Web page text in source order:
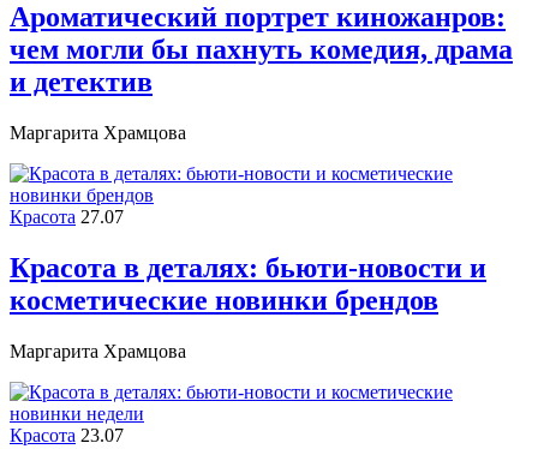
Ароматический портрет киножанров:
чем могли бы пахнуть комедия, драма
и детектив
Маргарита Храмцова
Красота 27.07
Красота в деталях: бьюти-новости и
косметические новинки брендов
Маргарита Храмцова
Красота 23.07